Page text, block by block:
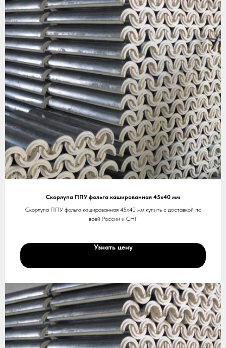
Скорлупа ППУ фольга кашированная 45х40 мм
Скорлупа ППУ фольга кашированная 45х40 мм купить с доставкой по
всей России и СНГ
Узнать цену